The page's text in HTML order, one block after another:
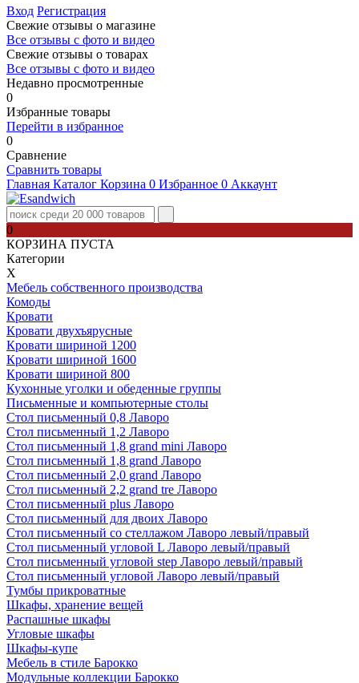
Вход Регистрация
Свежие отзывы о магазине
Все отзывы с фото и видео
Свежие отзывы о товарах
Все отзывы c фото и видео
Недавно просмотренные
0
Избранные товары
Перейти в избранное
0
Сравнение
Сравнить товары
Главная Каталог Корзина 0 Избранное 0 Аккаунт
0
КОРЗИНА ПУСТА
Категории
Х
Мебель собственного производства
Комоды
Кровати
Кровати двухъярусные
Кровати шириной 1200
Кровати шириной 1600
Кровати шириной 800
Кухонные уголки и обеденные группы
Письменные и компьютерные столы
Стол письменный 0,8 Лаворо
Стол письменный 1,2 Лаворо
Стол письменный 1,8 grand mini Лаворо
Стол письменный 1,8 grand Лаворо
Стол письменный 2,0 grand Лаворо
Стол письменный 2,2 grand tre Лаворо
Стол письменный plus Лаворо
Стол письменный для двоих Лаворо
Стол письменный со стеллажом Лаворо левый/правый
Стол письменный угловой L Лаворо левый/правый
Стол письменный угловой step Лаворо левый/правый
Стол письменный угловой Лаворо левый/правый
Тумбы прикроватные
Шкафы, хранение вещей
Распашные шкафы
Угловые шкафы
Шкафы-купе
Мебель в стиле Барокко
Модульные коллекции Барокко